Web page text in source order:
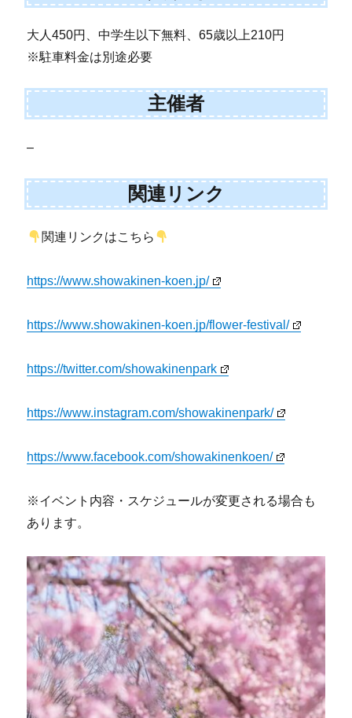
大人450円、中学生以下無料、65歳以上210円
※駐車料金は別途必要
主催者
–
関連リンク
関連リンクはこちら
https://www.showakinen-koen.jp/
https://www.showakinen-koen.jp/flower-festival/
https://twitter.com/showakinenpark
https://www.instagram.com/showakinenpark/
https://www.facebook.com/showakinenkoen/
※イベント内容・スケジュールが変更される場合も
あります。